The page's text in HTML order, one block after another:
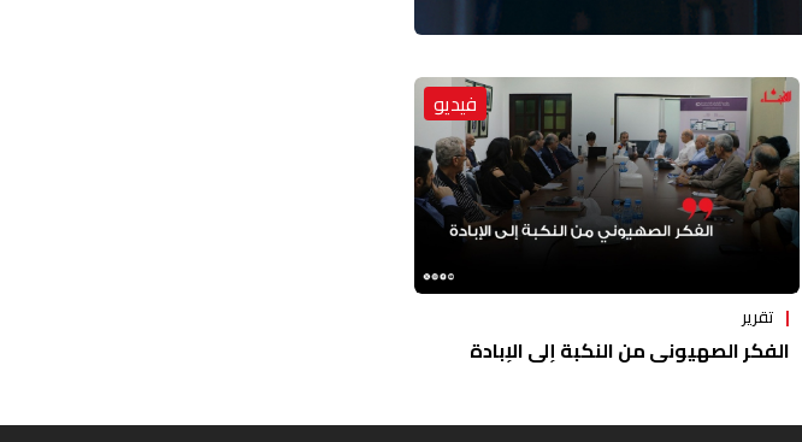
فيديو
تقرير
الفكر الصهيوني من النكبة إلى الإبادة